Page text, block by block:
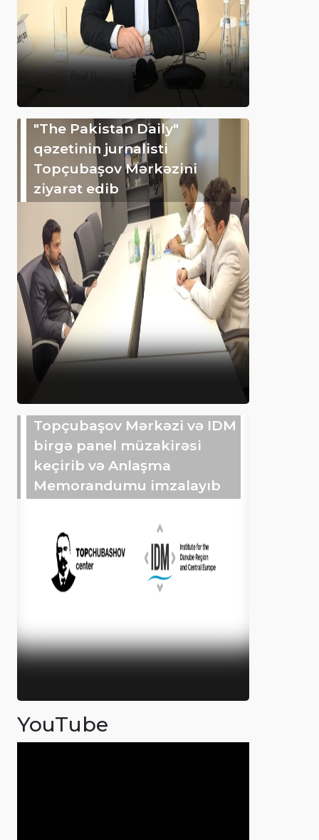
"The Pakistan Daily"
qəzetinin jurnalisti
Topçubaşov Mərkəzini
ziyarət edib
Topçubaşov Mərkəzi və IDM
birgə panel müzakirəsi
keçirib və Anlaşma
Memorandumu imzalayıb
YouTube